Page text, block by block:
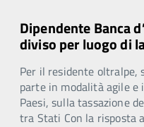
Dipendente Banca
diviso per luogo di
Per il residente oltralpe,
parte in modalità agile e
Paesi, sulla tassazione
tra Stati Con la risposta